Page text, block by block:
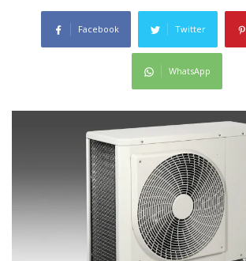
Facebook Twitter
WhatsApp